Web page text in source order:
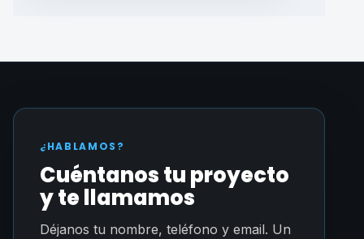
¿HABLAMOS?
Cuéntanos tu proyecto
y te llamamos
Déjanos tu nombre, teléfono y email. Un